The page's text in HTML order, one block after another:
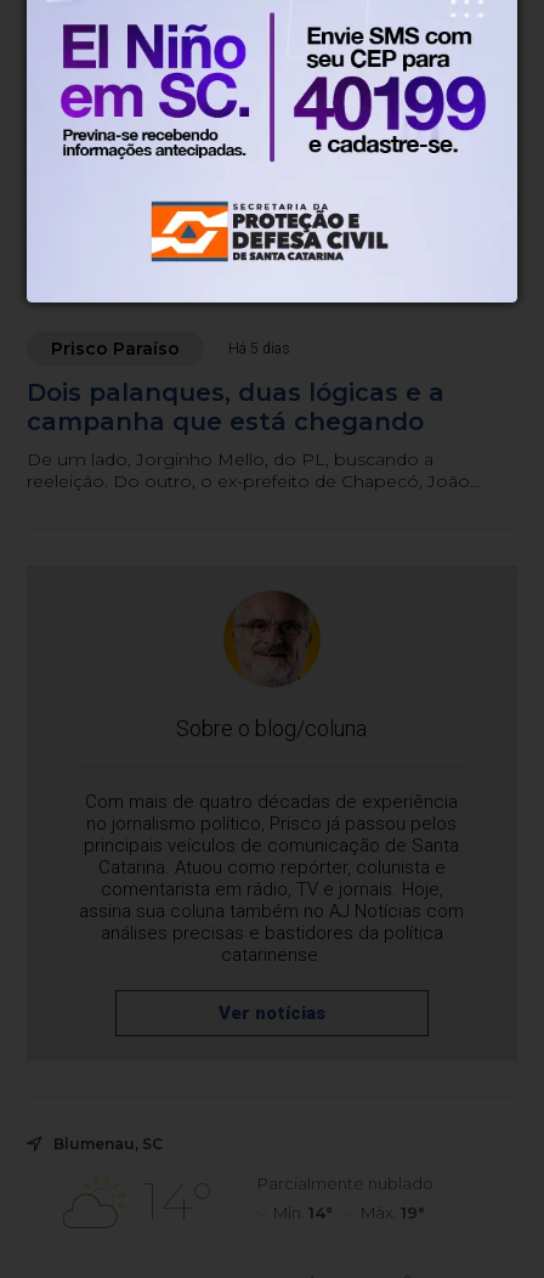
Prisco Paraíso Há 4 dias
Lula quer 40% em SC e Merísio é a
Na semana passada, Lula acionou tanto Décio quanto
Merísio para que estivessem na convenção do PT em
Prisco Paraíso Há 5 dias
Dois palanques, duas lógicas e a
campanha que está chegando
De um lado, Jorginho Mello, do PL, buscando a
reeleição. Do outro, o ex-prefeito de Chapecó, João
Sobre o blog/coluna
Com mais de quatro décadas de experiência
no jornalismo político, Prisco já passou pelos
principais veículos de comunicação de Santa
Catarina. Atuou como repórter, colunista e
comentarista em rádio, TV e jornais. Hoje,
assina sua coluna também no AJ Notícias com
análises precisas e bastidores da política
catarinense.
Ver notícias
Blumenau, SC
14°
Parcialmente nublado
Mín. 14° Máx. 19°